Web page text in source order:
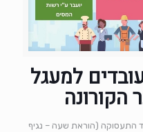
למעגל
לעידוד התעסוקה (הוראת שעה – נגיף